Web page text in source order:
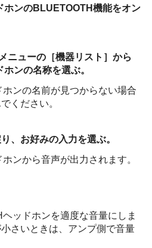
ホンのBLUETOOTH機能をオン
ニューの［機器リスト ］から
ンの名称を選ぶ。
ンの名前が見つからない場合
ください。
、お好みの入力を選ぶ。
ンから音声が出力されます。
ッドホンを適度な音量にしま
さいときは、アンプ側で音量